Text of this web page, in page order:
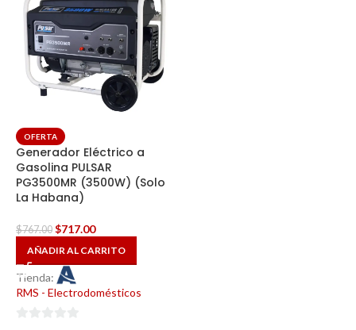
OFERTA
Generador Eléctrico a
Gasolina PULSAR
PG3500MR (3500W) (Solo
La Habana)
$767.00 $717.00
AÑADIR AL CARRITO
Tienda:
RMS - Electrodomésticos